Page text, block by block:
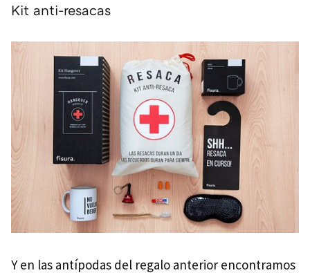
Kit anti-resacas
Y en las antípodas del regalo anterior encontramos